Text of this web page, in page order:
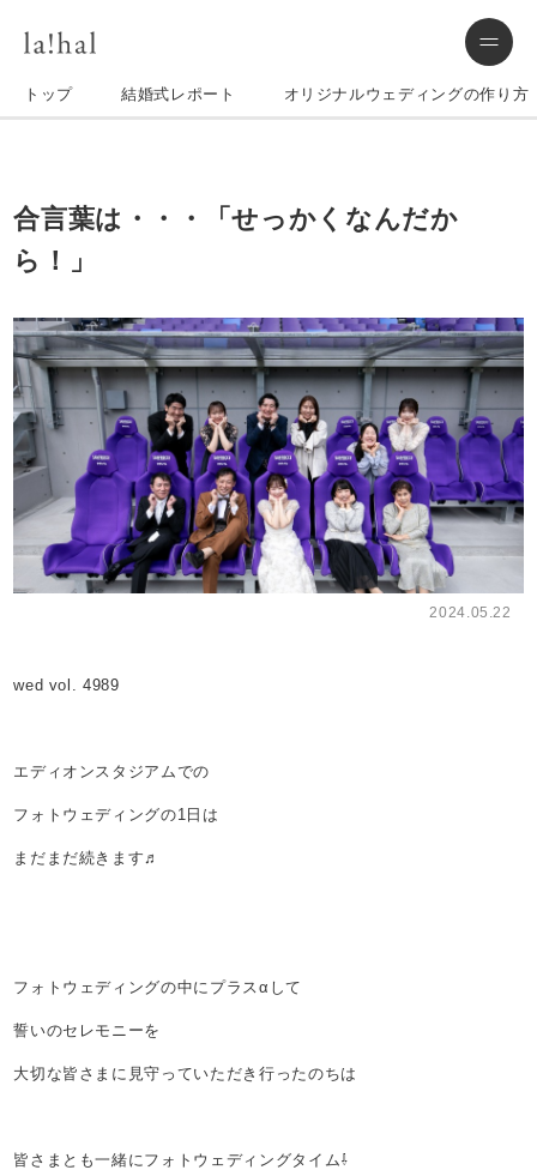
トップ 結婚式レポート オリジナルウェディングの作り方
合言葉は・・・「せっかくなんだか
ら！」
2024.05.22
wed vol. 4989
エディオンスタジアムでの
フォトウェディングの1日は
まだまだ続きます♬
フォトウェディングの中にプラスαして
誓いのセレモニーを
大切な皆さまに見守っていただき行ったのちは
皆さまとも一緒にフォトウェディングタイム⇩